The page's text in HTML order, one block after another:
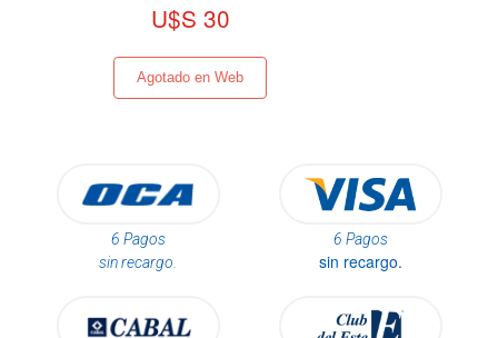
U$S 30
Agotado en Web
6 Pagos
sin recargo.
6 Pagos
sin recargo.